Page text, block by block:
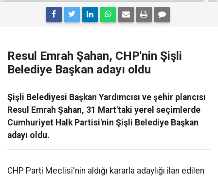
Resul Emrah Şahan, CHP'nin Şişli
Belediye Başkan adayı oldu
Şişli Belediyesi Başkan Yardımcısı ve şehir plancısı
Resul Emrah Şahan, 31 Mart'taki yerel seçimlerde
Cumhuriyet Halk Partisi'nin Şişli Belediye Başkan
adayı oldu.
CHP Parti Meclisi'nin aldığı kararla adaylığı ilan edilen